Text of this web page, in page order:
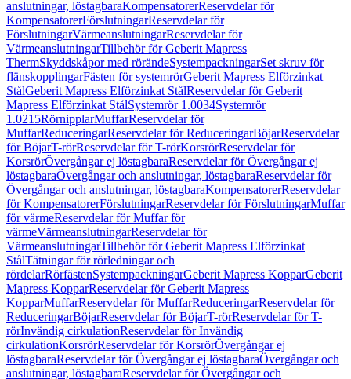
anslutningar, löstagbaraKompensatorerReservdelar för
KompensatorerFörslutningarReservdelar för
FörslutningarVärmeanslutningarReservdelar för
VärmeanslutningarTillbehör för Geberit Mapress
ThermSkyddskåpor med rörändeSystempackningarSet skruv för
flänskopplingarFästen för systemrörGeberit Mapress Elförzinkat
StålGeberit Mapress Elförzinkat StålReservdelar för Geberit
Mapress Elförzinkat StålSystemrör 1.0034Systemrör
1.0215RörnipplarMuffarReservdelar för
MuffarReduceringarReservdelar för ReduceringarBöjarReservdelar
för BöjarT-rörReservdelar för T-rörKorsrörReservdelar för
KorsrörÖvergångar ej löstagbaraReservdelar för Övergångar ej
löstagbaraÖvergångar och anslutningar, löstagbaraReservdelar för
Övergångar och anslutningar, löstagbaraKompensatorerReservdelar
för KompensatorerFörslutningarReservdelar för FörslutningarMuffar
för värmeReservdelar för Muffar för
värmeVärmeanslutningarReservdelar för
VärmeanslutningarTillbehör för Geberit Mapress Elförzinkat
StålTätningar för rörledningar och
rördelarRörfästenSystempackningarGeberit Mapress KopparGeberit
Mapress KopparReservdelar för Geberit Mapress
KopparMuffarReservdelar för MuffarReduceringarReservdelar för
ReduceringarBöjarReservdelar för BöjarT-rörReservdelar för T-
rörInvändig cirkulationReservdelar för Invändig
cirkulationKorsrörReservdelar för KorsrörÖvergångar ej
löstagbaraReservdelar för Övergångar ej löstagbaraÖvergångar och
anslutningar, löstagbaraReservdelar för Övergångar och